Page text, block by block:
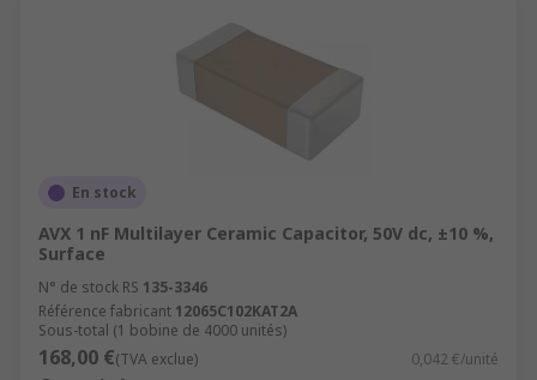
En stock
AVX 1 nF Multilayer Ceramic Capacitor, 50V dc, ±10 %,
Surface
N° de stock RS 135-3346
Référence fabricant 12065C102KAT2A
Sous-total (1 bobine de 4000 unités)
168,00 €(TVA exclue) 0,042 €/unité